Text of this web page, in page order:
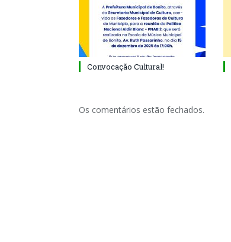
Convocação Cultural!
Os comentários estão fechados.